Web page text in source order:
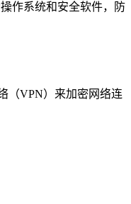
作系统和安全软件，防
（VPN）来加密网络连